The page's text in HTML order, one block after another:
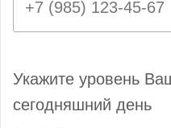
Укажите уровень
сегодняшний день